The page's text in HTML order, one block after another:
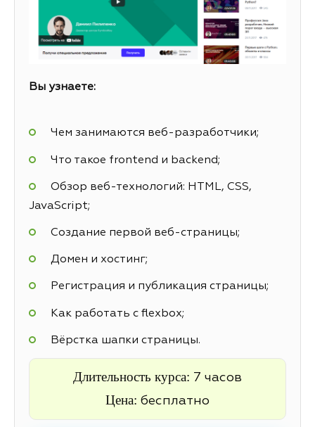
Вы узнаете:
Чем занимаются веб-разработчики;
Что такое frontend и backend;
Обзор веб-технологий: HTML, CSS,
JavaScript;
Создание первой веб-страницы;
Домен и хостинг;
Регистрация и публикация страницы;
Как работать с flexbox;
Вёрстка шапки страницы.
Длительность курса: 7 часов
Цена: бесплатно